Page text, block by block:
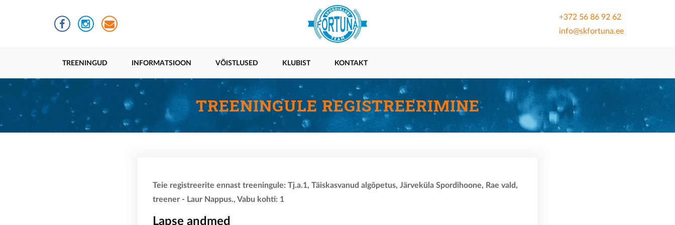
+372 56 86 92 62
info@skfortuna.ee
Põhinavigatsioon
TREENINGUD INFORMATSIOON VÕISTLUSED KLUBIST KONTAKT
TREENINGULE REGISTREERIMINE
Teie registreerite ennast treeningule: Tj.a.1, Täiskasvanud algõpetus, Järveküla Spordihoone, Rae vald,
treener - Laur Nappus., Vabu kohti: 1
Lapse andmed